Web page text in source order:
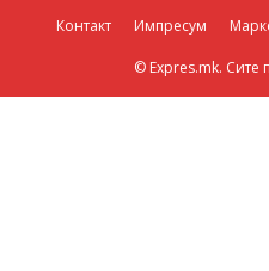
Контакт Импресум
© Expres.mk. Сите